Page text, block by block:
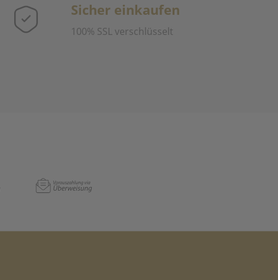
Sicher einkaufen
100% SSL verschlüsselt